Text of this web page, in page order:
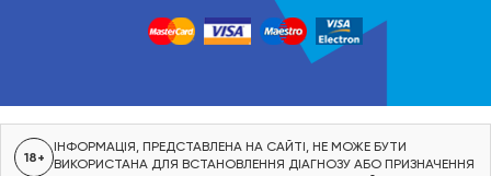
18+
ІНФОРМАЦІЯ, ПРЕДСТАВЛЕНА НА САЙТІ, НЕ МОЖЕ БУТИ
ВИКОРИСТАНА ДЛЯ ВСТАНОВЛЕННЯ ДІАГНОЗУ АБО ПРИЗНАЧЕННЯ